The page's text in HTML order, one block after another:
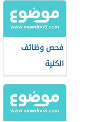
فحص وظائف
الكلية